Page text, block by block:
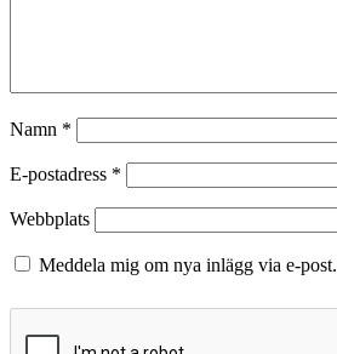
Namn *
E-postadress *
Webbplats
Meddela mig om nya inlägg via e-post.